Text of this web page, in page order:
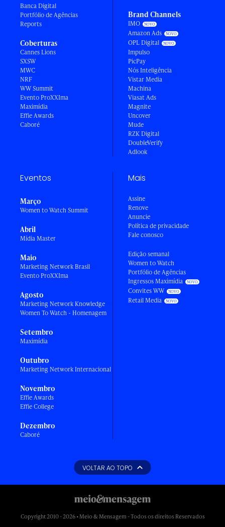
Banca Digital
Portfólio de Agências
Reports
Coberturas
Cannes Lions
SXSW
MWC
NRF
WW Summit
Evento ProXXIma
Maximídia
Effie Awards
Caboré
Brand Channels
IMO
Amazon Ads
OPL Digital
Impulso
PicPay
Nós Inteligência
Vistar Media
Machina
Viasat Ads
Magnite
Uncover
Mude
RZK Digital
DoubleVerify
Adlook
Eventos
Março
Women to Watch Summit
Abril
Mídia Master
Maio
Marketing Network Brasil
Evento ProXXIma
Agosto
Marketing Network Knowledge
Women To Watch - Homenagem
Setembro
Maximídia
Outubro
Marketing Network Internacional
Novembro
Effie Awards
Effie College
Dezembro
Caboré
Mais
Assine
Renove
Anuncie
Política de privacidade
Fale conosco
Edição semanal
Women to Watch
Portfólio de Agências
Ingressos Maximídia
Convites WW
Retail Media
VOLTAR AO TOPO
Copyright 2010 - 2026 • Meio & Mensagem - Todos os direitos Reservados